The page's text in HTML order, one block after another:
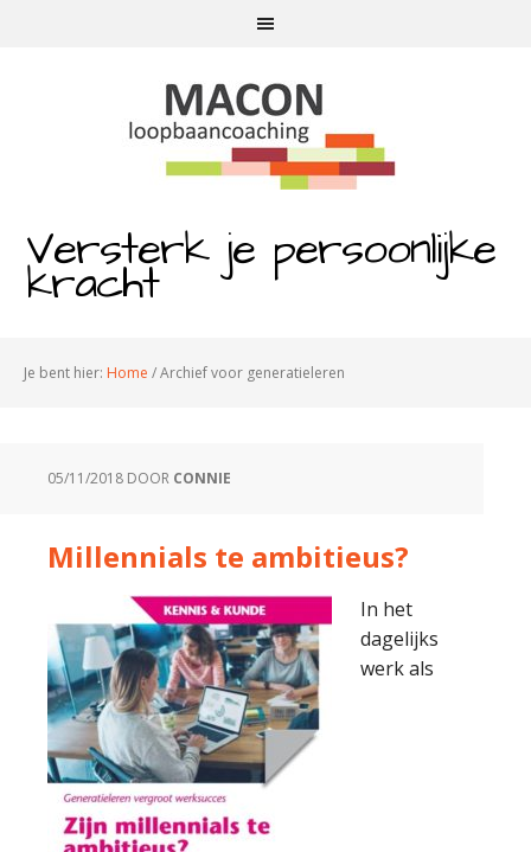
Versterk je persoonlijke
kracht
Je bent hier: Home /Archief voor generatieleren
05/11/2018 DOOR CONNIE
Millennials te ambitieus?
In het
dagelijks
werk als